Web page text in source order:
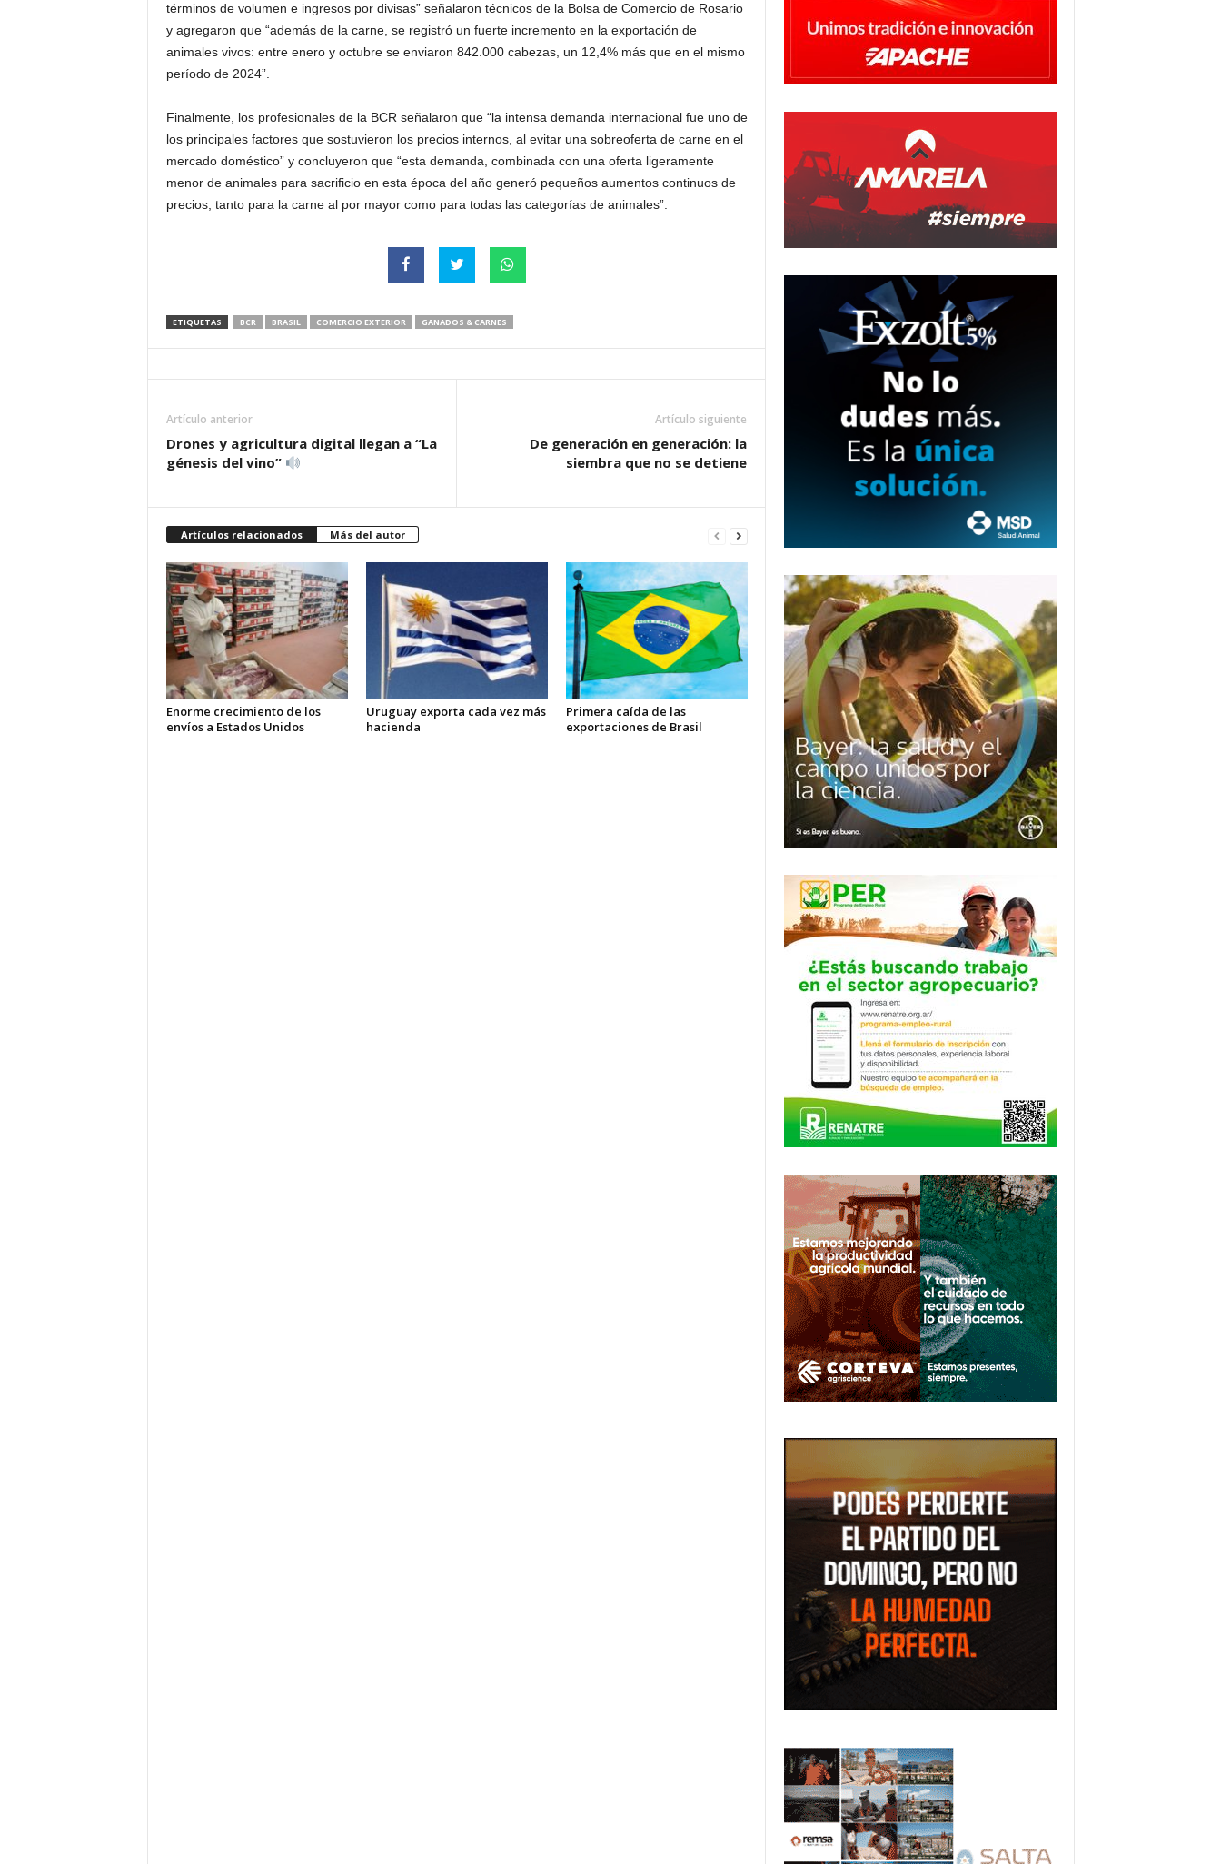
términos de volumen e ingresos por divisas” señalaron técnicos de la Bolsa de Comercio de Rosario
y agregaron que “además de la carne, se registró un fuerte incremento en la exportación de
animales vivos: entre enero y octubre se enviaron 842.000 cabezas, un 12,4% más que en el mismo
período de 2024”.
Finalmente, los profesionales de la BCR señalaron que “la intensa demanda internacional fue uno de
los principales factores que sostuvieron los precios internos, al evitar una sobreoferta de carne en el
mercado doméstico” y concluyeron que “esta demanda, combinada con una oferta ligeramente
menor de animales para sacrificio en esta época del año generó pequeños aumentos continuos de
precios, tanto para la carne al por mayor como para todas las categorías de animales”.
ETIQUETAS BCR BRASIL COMERCIO EXTERIOR GANADOS & CARNES
Artículo anterior
Drones y agricultura digital llegan a “La
génesis del vino”
Artículo siguiente
De generación en generación: la
siembra que no se detiene
Artículos relacionados Más del autor
Enorme crecimiento de los
envíos a Estados Unidos
Uruguay exporta cada vez más
hacienda
Primera caída de las
exportaciones de Brasil